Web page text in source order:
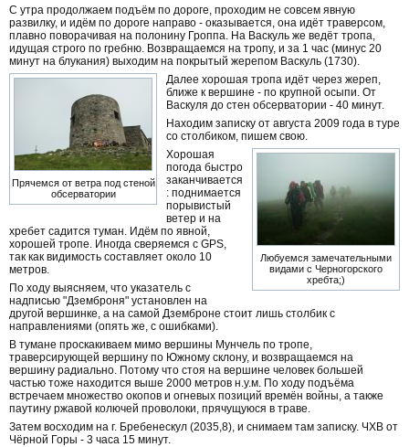
С утра продолжаем подъём по дороге, проходим не совсем явную
развилку, и идём по дороге направо - оказывается, она идёт траверсом,
плавно поворачивая на полонину Гроппа. На Васкуль же ведёт тропа,
идущая строго по гребню. Возвращаемся на тропу, и за 1 час (минус 20
минут на блукания) выходим на покрытый жерепом Васкуль (1730).
Прячемся от ветра под стеной
обсерватории
Далее хорошая тропа идёт через жереп,
ближе к вершине - по крупной осыпи. От
Васкуля до стен обсерватории - 40 минут.
Находим записку от августа 2009 года в туре
со столбиком, пишем свою.
Любуемся замечательными
видами с Черногорского
хребта;)
Хорошая
погода быстро
заканчивается
: поднимается
порывистый
ветер и на
хребет садится туман. Идём по явной,
хорошей тропе. Иногда сверяемся с GPS,
так как видимость составляет около 10
метров.
По ходу выясняем, что указатель с
надписью "Дземброня" установлен на
другой вершинке, а на самой Дземброне стоит лишь столбик с
направлениями (опять же, с ошибками).
В тумане проскакиваем мимо вершины Мунчель по тропе,
траверсирующей вершину по Южному склону, и возвращаемся на
вершину радиально. Потому что стоя на вершине человек большей
частью тоже находится выше 2000 метров н.у.м. По ходу подъёма
встречаем множество окопов и огневых позиций времён войны, а также
паутину ржавой колючей проволоки, прячущуюся в траве.
Затем восходим на г. Бребенескул (2035,8), и снимаем там записку. ЧХВ от
Чёрной Горы - 3 часа 15 минут.